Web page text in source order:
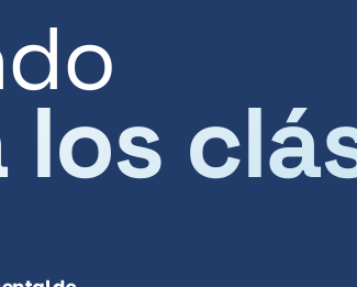
los